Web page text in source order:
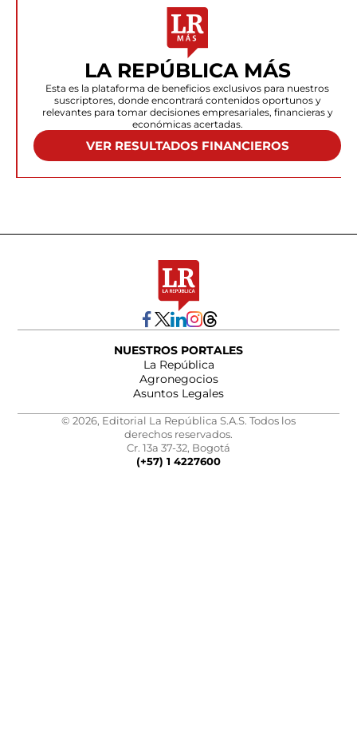
LA REPÚBLICA MÁS
Esta es la plataforma de beneficios exclusivos para nuestros
suscriptores, donde encontrará contenidos oportunos y
relevantes para tomar decisiones empresariales, financieras y
económicas acertadas.
VER RESULTADOS FINANCIEROS
NUESTROS PORTALES
La República
Agronegocios
Asuntos Legales
© 2026, Editorial La República S.A.S. Todos los
derechos reservados.
Cr. 13a 37-32, Bogotá
(+57) 1 4227600